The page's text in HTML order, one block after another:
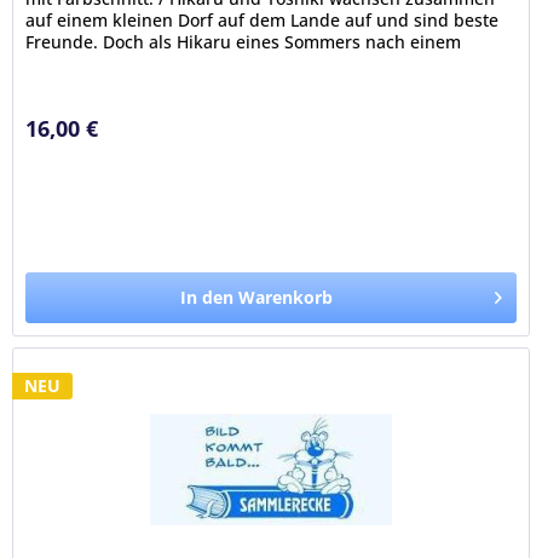
auf einem kleinen Dorf auf dem Lande auf und sind beste
Freunde. Doch als Hikaru eines Sommers nach einem
16,00 €
In den Warenkorb
NEU